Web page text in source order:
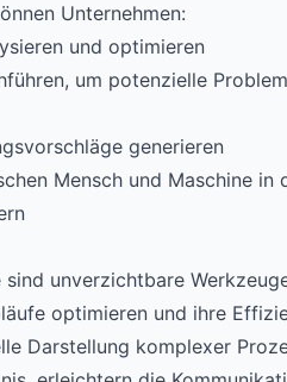
Unternehmen:
und optimieren
um potenzielle
generieren
Mensch und Maschine in
unverzichtbare
optimieren und ihre
Darstellung komplexer